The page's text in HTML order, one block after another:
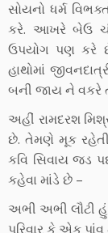
સોયનો ધર્મ
કરે. આખરે બેઉ
ઉપયોગ પણ કરે
હાથોમાં
બની જાય ને વકરે
અહીં રામદરશ
છે. તેમણે મૂક રહેતી
કવિ સિવાય જડ
કહેવા માંડે છે –
અભી અભી લૌટી
પરિવાર કે એક